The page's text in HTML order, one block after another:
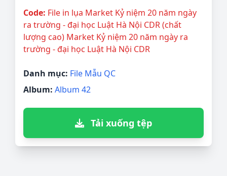
Code: File in lụa Market Kỷ niệm 20 năm ngày
ra trường - đại học Luật Hà Nội CDR (chất
lượng cao) Market Kỷ niệm 20 năm ngày ra
trường - đại học Luật Hà Nội CDR
Danh mục: File Mẫu QC
Album: Album 42
Tải xuống tệp